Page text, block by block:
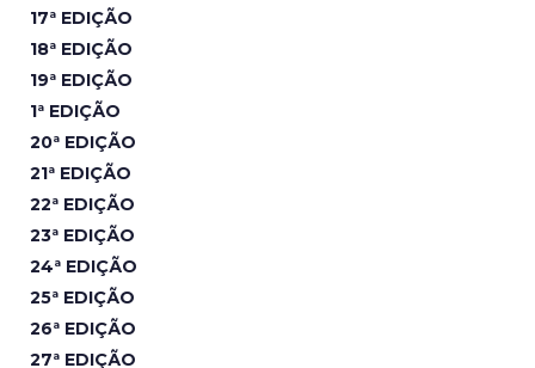
17ª EDIÇÃO
18ª EDIÇÃO
19ª EDIÇÃO
1ª EDIÇÃO
20ª EDIÇÃO
21ª EDIÇÃO
22ª EDIÇÃO
23ª EDIÇÃO
24ª EDIÇÃO
25ª EDIÇÃO
26ª EDIÇÃO
27ª EDIÇÃO